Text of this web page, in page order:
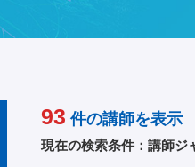
93 件の講師を表示
現在の検索条件：講師ジ